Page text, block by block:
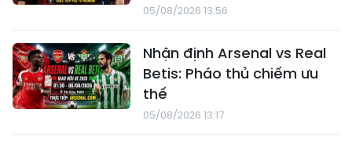
05/08/2026 13:56
Nhận định Arsenal vs Real
Betis: Pháo thủ chiếm ưu
thế
05/08/2026 13:17